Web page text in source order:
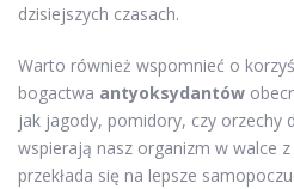
dzisiejszych czasach.
Warto również wspomnieć o
bogactwa antyoksydantów
jak jagody, pomidory, czy orzechy
wspierają nasz organizm w walce
przekłada się na lepsze